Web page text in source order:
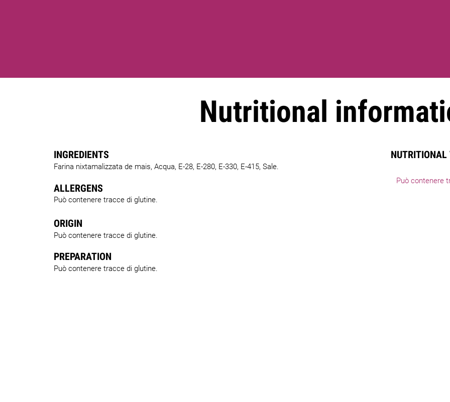
Nutritional
INGREDIENTS
Farina nixtamalizzata de mais, Acqua, E-28, E-280, E-330, E-415, Sale.
ALLERGENS
Può contenere tracce di glutine.
ORIGIN
Può contenere tracce di glutine.
PREPARATION
Può contenere tracce di glutine.
NUTRITIONAL
Può contenere